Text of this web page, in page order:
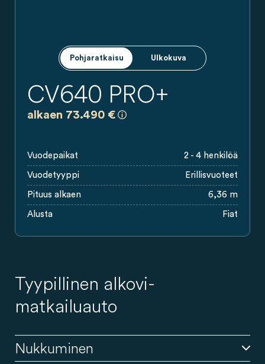
Pohjaratkaisu Ulkokuva
CV640 PRO+
alkaen 73.490 €
Vuodepaikat 2 - 4 henkilöä
Vuodetyyppi Erillisvuoteet
Pituus alkaen 6,36 m
Alusta Fiat
Tyypillinen alkovi-
matkailuauto
Nukkuminen